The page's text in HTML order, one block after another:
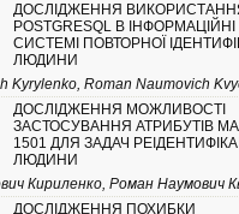
ДОСЛІДЖЕННЯ
POSTGRESQL В ІНФОРМАЦІЙНІ
СИСТЕМІ ПОВТОРНОЇ
ЛЮДИНИ
Kyrylenko, Roman Naumovich
ДОСЛІДЖЕННЯ МОЖЛИВОСТІ
ЗАСТОСУВАННЯ АТРИБУТІВ
1501 ДЛЯ ЗАДАЧ
ЛЮДИНИ
Кириленко, Роман Наумович
ДОСЛІДЖЕННЯ ПОХИБКИ